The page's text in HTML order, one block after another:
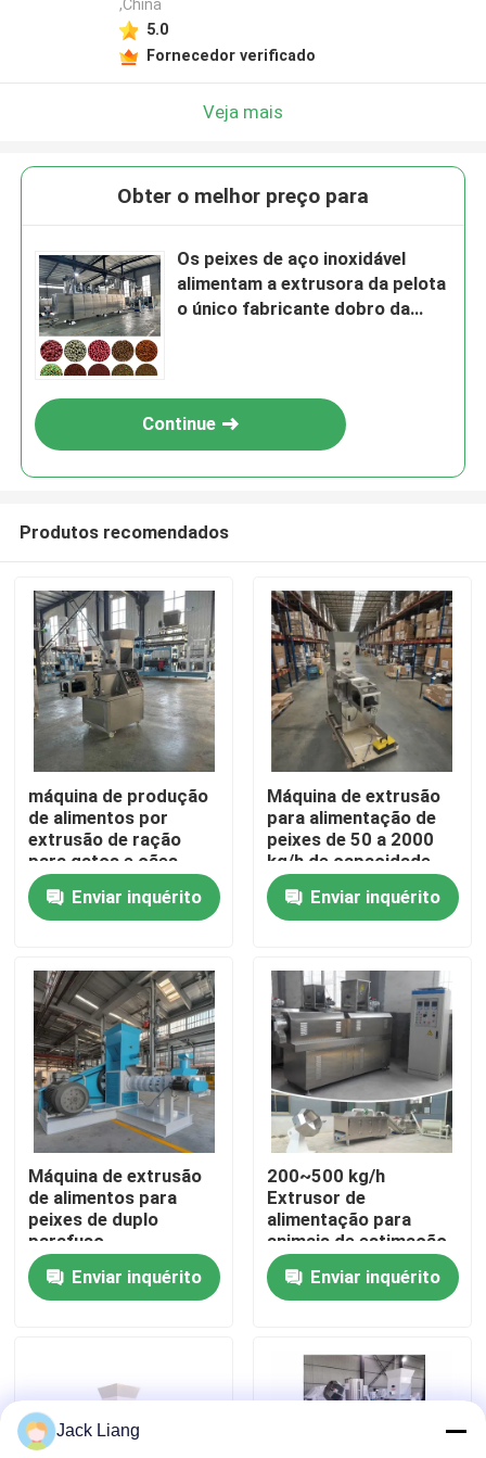
Casa
Produtos
Show de RV
Quem Somos
Fábrica
Controle de Qualidade
Fale Conosco
Moinho de pellets de madeira
,China
5.0
Fornecedor verificado
Veja mais
Obter o melhor preço para
Os peixes de aço inoxidável
alimentam a extrusora da pelota
o único fabricante dobro da
Continue
Produtos recomendados
máquina de produção
de alimentos por
extrusão de ração
para gatos e cães,
lanches de milho
inchadosEnviar inquérito
Máquina de extrusão
para alimentação de
peixes de 50 a 2000
kg/h de capacidade
para produção em
larga escala
Enviar inquérito
Máquina de extrusão
de alimentos para
peixes de duplo
parafuso
Enviar inquérito
200~500 kg/h
Extrusor de
alimentação para
animais de estimação
seco de parafusos
duplos Extrusor de
alimentação para
Enviar inquérito
Jack Liang